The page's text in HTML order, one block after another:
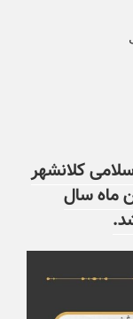
کلانشهر
ماه سال